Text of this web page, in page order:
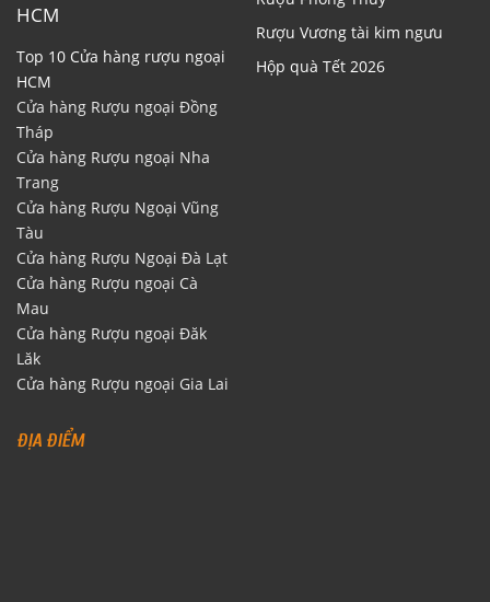
HCM
Top 10 Cửa hàng rượu ngoại
HCM
Cửa hàng Rượu ngoại Đồng
Tháp
Cửa hàng Rượu ngoại Nha
Trang
Cửa hàng Rượu Ngoại Vũng
Tàu
Cửa hàng Rượu Ngoại Đà Lạt
Cửa hàng Rượu ngoại Cà
Mau
Cửa hàng Rượu ngoại Đăk
Lăk
Cửa hàng Rượu ngoại Gia Lai
Rượu Vương tài kim ngưu
Hộp quà Tết 2026
ĐỊA ĐIỂM